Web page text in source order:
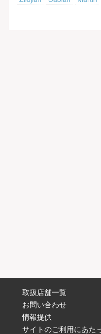
取扱店舗一覧
お問い合わせ
情報提供
サイトのご利用にあた